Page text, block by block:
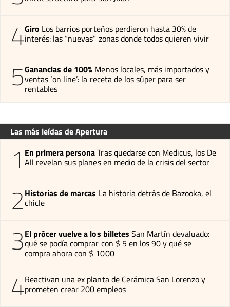
4Giro Los barrios porteños perdieron hasta 30% de
interés: las “nuevas” zonas donde todos quieren vivir
5Ganancias de 100% Menos locales, más importados y
ventas ‘on line’: la receta de los súper para ser
rentables
Las más leídas de Apertura
1 En primera personaTras quedarse con Medicus, los De
All revelan sus planes en medio de la crisis del sector
2Historias de marcas La historia detrás de Bazooka, el
chicle
3El prócer vuelve a los billetes San Martín devaluado:
qué se podía comprar con $ 5 en los 90 y qué se
compra ahora con $ 1000
4Reactivan una ex planta de Cerámica San Lorenzo y
prometen crear 200 empleos